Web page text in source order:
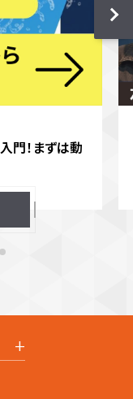
門！まずは動
+